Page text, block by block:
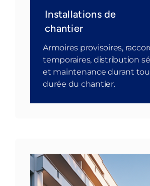
Installations de
chantier
Armoires provisoires,
temporaires, distribution
et maintenance durant
durée du chantier.